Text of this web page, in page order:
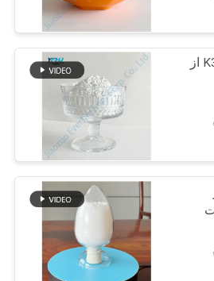
محصول صنعتی K3AlF6 از